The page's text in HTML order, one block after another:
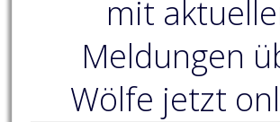
mit
Meldungen
Wölfe jetzt